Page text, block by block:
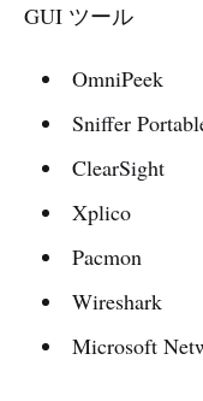
GUI ツール
OmniPeek
Sniffer
ClearSight
Xplico
Pacmon
Wireshark
Microsoft